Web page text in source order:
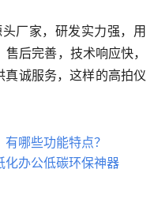
厂家，研发实力强，用
后完善，技术响应快，
真诚服务，这样的高拍仪
哪些功能特点？
化办公低碳环保神器